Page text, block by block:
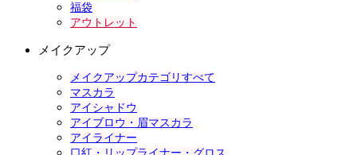
福袋
アウトレット
メイクアップ
メイクアップカテゴリすべて
マスカラ
アイシャドウ
アイブロウ・眉マスカラ
アイライナー